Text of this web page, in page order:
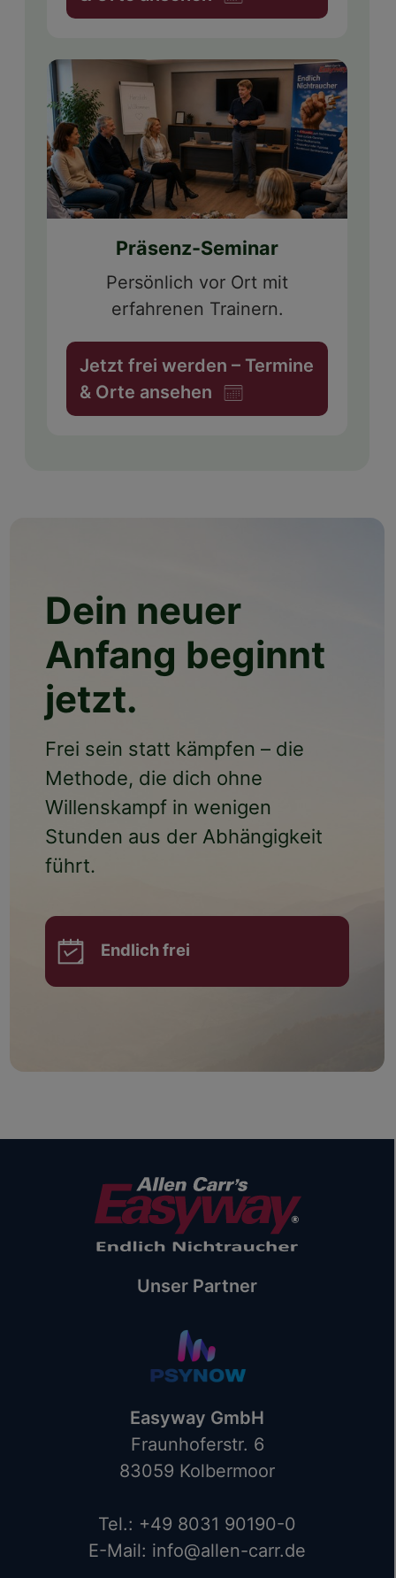
Präsenz-Seminar
Persönlich vor Ort mit
erfahrenen Trainern.
Jetzt frei werden – Termine
& Orte ansehen
Dein neuer
Anfang beginnt
jetzt.
Frei sein statt kämpfen – die
Methode, die dich ohne
Willenskampf in wenigen
Stunden aus der Abhängigkeit
führt.
Endlich frei
Unser Partner
Easyway GmbH
Fraunhoferstr. 6
83059 Kolbermoor
Tel.: +49 8031 90190-0
E-Mail: info@allen-carr.de